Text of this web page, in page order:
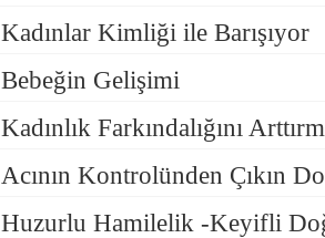
Kadınlar Kimliği ile Barışıyor
Bebeğin Gelişimi
Kadınlık Farkındalığını
Acının Kontrolünden Çıkın
Huzurlu Hamilelik -Keyifli